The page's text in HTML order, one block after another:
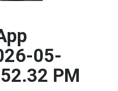
05-
PM